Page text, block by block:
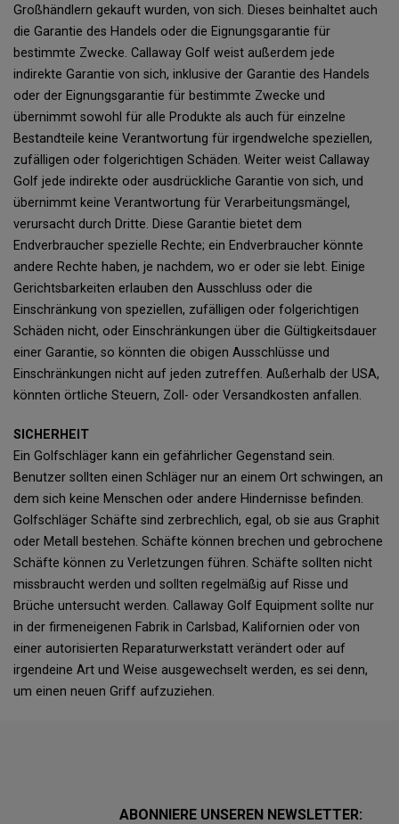
Großhändlern gekauft wurden, von sich. Dieses beinhaltet auch
die Garantie des Handels oder die Eignungsgarantie für
bestimmte Zwecke. Callaway Golf weist außerdem jede
indirekte Garantie von sich, inklusive der Garantie des Handels
oder der Eignungsgarantie für bestimmte Zwecke und
übernimmt sowohl für alle Produkte als auch für einzelne
Bestandteile keine Verantwortung für irgendwelche speziellen,
zufälligen oder folgerichtigen Schäden. Weiter weist Callaway
Golf jede indirekte oder ausdrückliche Garantie von sich, und
übernimmt keine Verantwortung für Verarbeitungsmängel,
verursacht durch Dritte. Diese Garantie bietet dem
Endverbraucher spezielle Rechte; ein Endverbraucher könnte
andere Rechte haben, je nachdem, wo er oder sie lebt. Einige
Gerichtsbarkeiten erlauben den Ausschluss oder die
Einschränkung von speziellen, zufälligen oder folgerichtigen
Schäden nicht, oder Einschränkungen über die Gültigkeitsdauer
einer Garantie, so könnten die obigen Ausschlüsse und
Einschränkungen nicht auf jeden zutreffen. Außerhalb der USA,
könnten örtliche Steuern, Zoll- oder Versandkosten anfallen.
SICHERHEIT
Ein Golfschläger kann ein gefährlicher Gegenstand sein.
Benutzer sollten einen Schläger nur an einem Ort schwingen, an
dem sich keine Menschen oder andere Hindernisse befinden.
Golfschläger Schäfte sind zerbrechlich, egal, ob sie aus Graphit
oder Metall bestehen. Schäfte können brechen und gebrochene
Schäfte können zu Verletzungen führen. Schäfte sollten nicht
missbraucht werden und sollten regelmäßig auf Risse und
Brüche untersucht werden. Callaway Golf Equipment sollte nur
in der firmeneigenen Fabrik in Carlsbad, Kalifornien oder von
einer autorisierten Reparaturwerkstatt verändert oder auf
irgendeine Art und Weise ausgewechselt werden, es sei denn,
um einen neuen Griff aufzuziehen.
ABONNIERE UNSEREN NEWSLETTER: